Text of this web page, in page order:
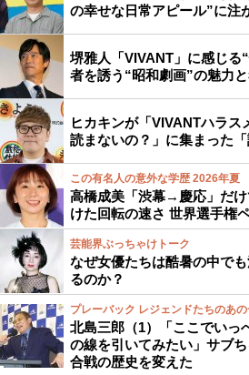
の幸せな日常アピール”に注
堺雅人「VIVANT」に感じ
者を誘う“昭和劇画”の魅力
ヒカキンが「VIVANTハラス
読まないの？」に集まった
この有名人の意外な学歴 2026年夏
高橋成美「渋幕→慶応」だ
けた回転の速さ 世界選手権
芸能界ぶっちゃけトーク
なぜ女優たちは酷暑の中で
るのか？
プレーバック レジェンドたちのあ
北島三郎（1）「ここでいっ
の線を引いてみたい」サブ
合戦の歴史を変えた